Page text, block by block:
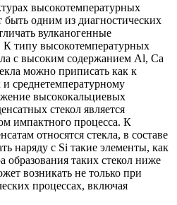
высокотемпературных
быть одним из диагностических
вулканогенные
К типу высокотемпературных
с высоким содержанием Al, Ca
можно приписать как к
среднетемпературному
высококальциевых
стекол является
импактного процесса. К
относятся стекла, в составе
наряду с Si такие элементы, как
образования таких стекол ниже
возникать не только при
процессах, включая